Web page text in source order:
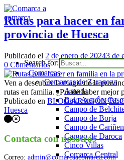
Saltar
al
contenido
Comarca a comarca
Search for:
Comarcas
Comarcas de Zaragoza
Aranda
Bajo Aragón-
Campo de
Campo de Borja
Campo de
Campo de Daroca
Cinco Villas
Comarca Central
Rutas para hacer en
provincia de Huesca
Publicado el 2 de enero de 20243 de
0 Comentariosen
Rutas
para
hacer
en
familia
en
provincia
de
Huesca
Ven a descubrir la magia de la
rutas en familia. ¿Puede haber mejor
Publicado en BLOG ARAGÓN
Huesca
Navegación
de
Contacta con nosotros
Correo: admin@comarcaacomarca.com